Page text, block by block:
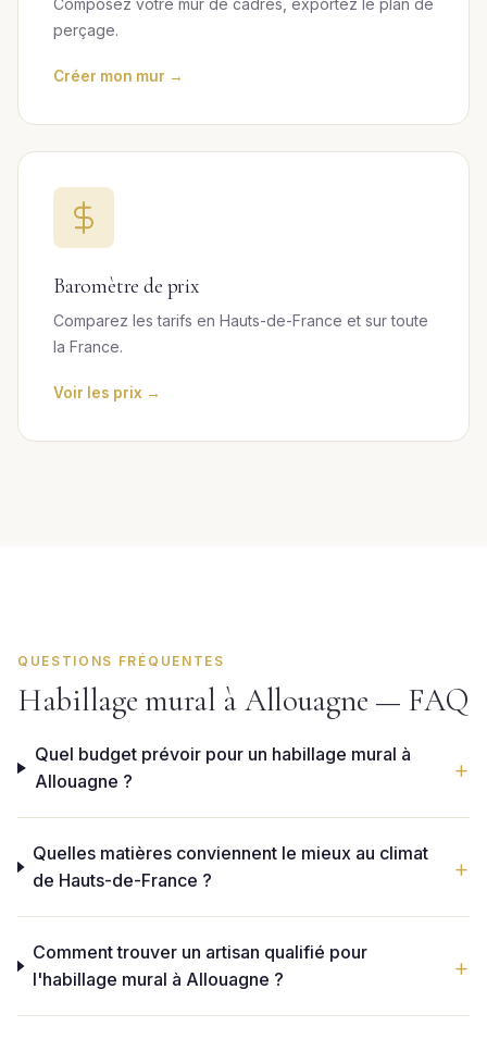
Composez votre mur de cadres, exportez le plan de
perçage.
Créer mon mur →
Baromètre de prix
Comparez les tarifs en Hauts-de-France et sur toute
la France.
Voir les prix →
QUESTIONS FRÉQUENTES
Habillage mural à Allouagne — FAQ
Quel budget prévoir pour un habillage mural à
Allouagne ?
Quelles matières conviennent le mieux au climat
de Hauts-de-France ?
Comment trouver un artisan qualifié pour
l'habillage mural à Allouagne ?